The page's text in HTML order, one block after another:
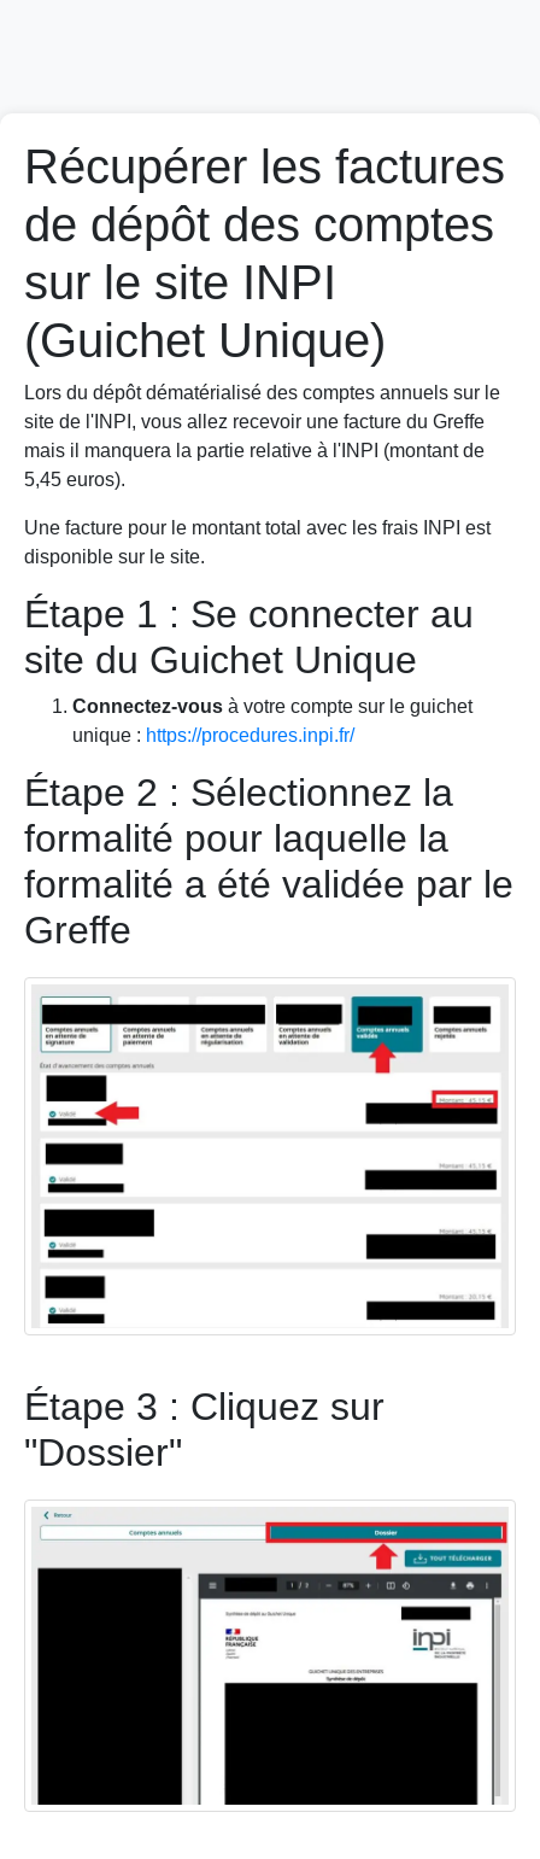
Récupérer les factures
de dépôt des comptes
sur le site INPI
(Guichet Unique)
Lors du dépôt dématérialisé des comptes annuels sur le
site de l'INPI, vous allez recevoir une facture du Greffe
mais il manquera la partie relative à l'INPI (montant de
5,45 euros).
Une facture pour le montant total avec les frais INPI est
disponible sur le site.
Étape 1 : Se connecter au
site du Guichet Unique
Connectez-vous à votre compte sur le guichet
unique : https://procedures.inpi.fr/
Étape 2 : Sélectionnez la
formalité pour laquelle la
formalité a été validée par le
Greffe
Étape 3 : Cliquez sur
"Dossier"